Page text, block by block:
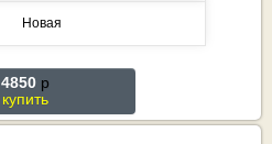
Новая
4850 p
купить